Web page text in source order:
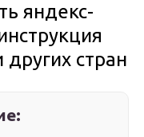
яндекс-
стран